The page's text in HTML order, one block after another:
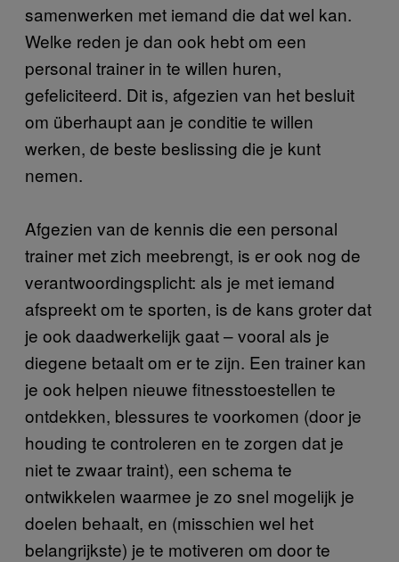
samenwerken met iemand die dat wel kan.
Welke reden je dan ook hebt om een
personal trainer in te willen huren,
gefeliciteerd. Dit is, afgezien van het besluit
om überhaupt aan je conditie te willen
werken, de beste beslissing die je kunt
nemen.
Afgezien van de kennis die een personal
trainer met zich meebrengt, is er ook nog de
verantwoordingsplicht: als je met iemand
afspreekt om te sporten, is de kans groter dat
je ook daadwerkelijk gaat – vooral als je
diegene betaalt om er te zijn. Een trainer kan
je ook helpen nieuwe fitnesstoestellen te
ontdekken, blessures te voorkomen (door je
houding te controleren en te zorgen dat je
niet te zwaar traint), een schema te
ontwikkelen waarmee je zo snel mogelijk je
doelen behaalt, en (misschien wel het
belangrijkste) je te motiveren om door te